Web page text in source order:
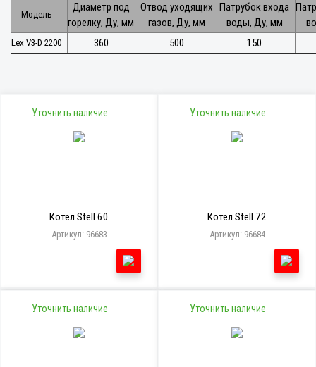
Модель
Диаметр под
горелку, Ду, мм
Отвод уходящих
газов, Ду, мм
Патрубок входа
воды, Ду, мм
Lex V3-D 2200 360 500 150
Уточнить наличие
Котел Stell 60
Артикул: 96683
Уточнить наличие
Котел Stell 72
Артикул: 96684
Уточнить наличие Уточнить наличие